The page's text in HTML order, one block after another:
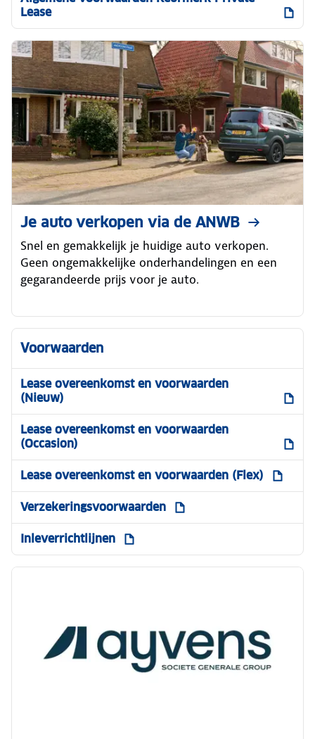
Lease
Je auto verkopen via de ANWB
Snel en gemakkelijk je huidige auto verkopen.
Geen ongemakkelijke onderhandelingen en een
gegarandeerde prijs voor je auto.
Voorwaarden
Lease overeenkomst en voorwaarden
(Nieuw)
Lease overeenkomst en voorwaarden
(Occasion)
Lease overeenkomst en voorwaarden (Flex)
Verzekeringsvoorwaarden
Inleverrichtlijnen